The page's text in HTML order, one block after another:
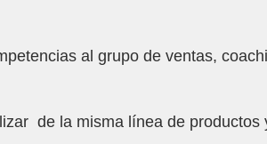
al grupo de ventas,
de la misma línea de